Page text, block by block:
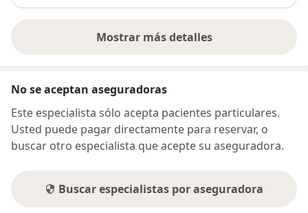
Mostrar más detalles
sobre la dirección
No se aceptan aseguradoras
Este especialista sólo acepta pacientes particulares.
Usted puede pagar directamente para reservar, o
buscar otro especialista que acepte su aseguradora.
Buscar especialistas por aseguradora